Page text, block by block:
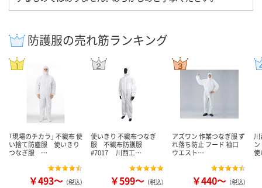
防護服の売れ筋ランキング
「現場のチカラ」 不織布 使
い捨て防塵服 使いきり
つなぎ服 …
￥493～ （税込）
使いきり 不織布つなぎ
服 不織布防護服
#7017 川西工…
￥599～ （税込）
アズワン 作業つなぎ服 ず
れ落ち防止 フード 袖口
ウエスト…
￥440～ （税込）
使